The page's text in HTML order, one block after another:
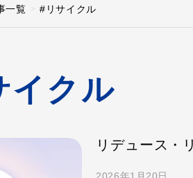
一覧 #リサイクル
イクル